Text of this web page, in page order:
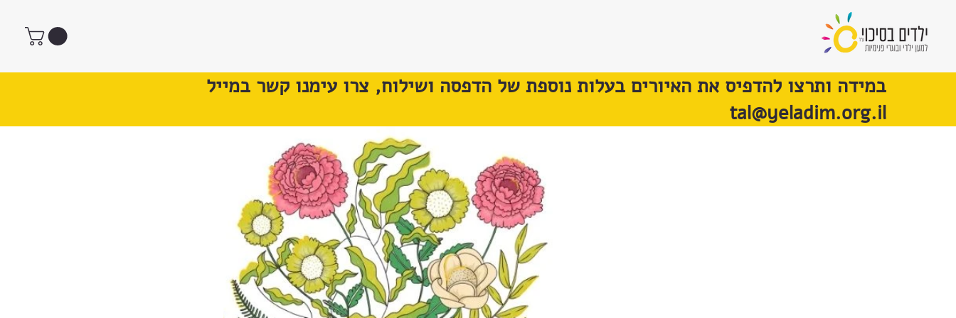
במידה ותרצו להדפיס את האיורים בעלות נוספת של הדפסה ושילוח, צרו עימנו קשר במייל
tal@yeladim.org.il